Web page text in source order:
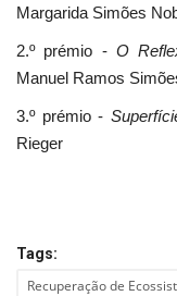
Margarida Simões
2.º prémio - O
Manuel Ramos
3.º prémio -
Rieger
Tags:
Recuperação de